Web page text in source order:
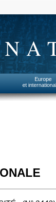
Europe
et international